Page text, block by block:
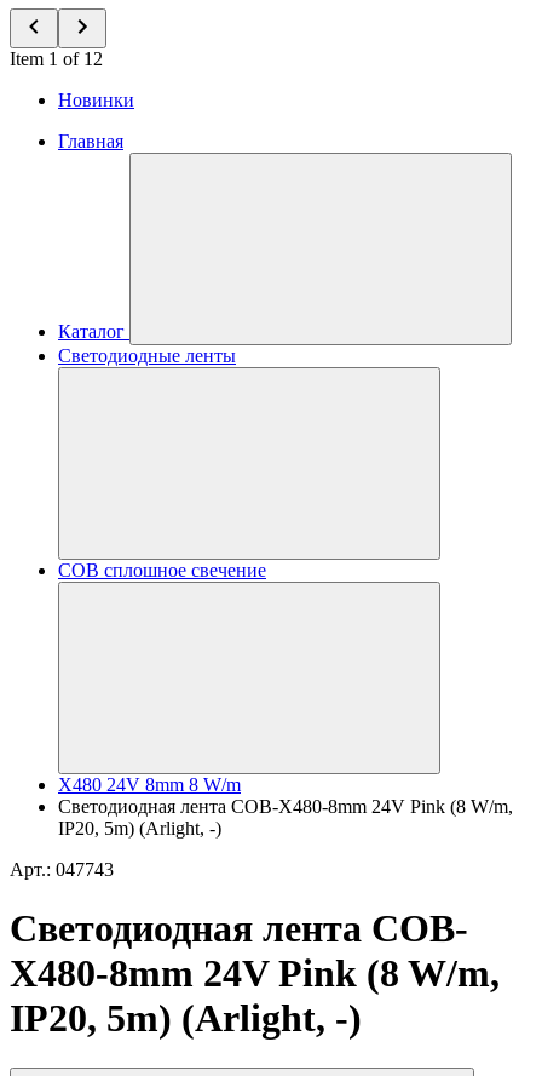
Item 1 of 12
Новинки
Главная
Каталог
Светодиодные ленты
COB сплошное свечение
X480 24V 8mm 8 W/m
Светодиодная лента COB-X480-8mm 24V Pink (8 W/m,
IP20, 5m) (Arlight, -)
Арт.: 047743
Светодиодная лента COB-
X480-8mm 24V Pink (8 W/m,
IP20, 5m) (Arlight, -)